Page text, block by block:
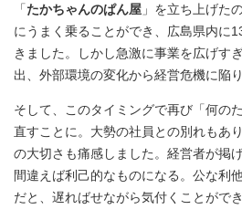
「たかちゃんのぱん屋 」を立ち上げた
にうまく乗ることができ、広島県内に
きました。しかし急激に事業を広げす
出、外部環境の変化から経営危機に陥り
そして、このタイミングで再び「何の
直すことに。大勢の社員との別れもあ
の大切さも痛感しました。経営者が掲
間違えば利己的なものになる。公な利
だと、遅ればせながら気付くことができ